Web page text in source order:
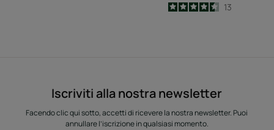
4.5
/5
13
Iscriviti alla nostra newsletter
Facendo clic qui sotto, accetti di ricevere la nostra newsletter. Puoi
annullare l’iscrizione in qualsiasi momento.